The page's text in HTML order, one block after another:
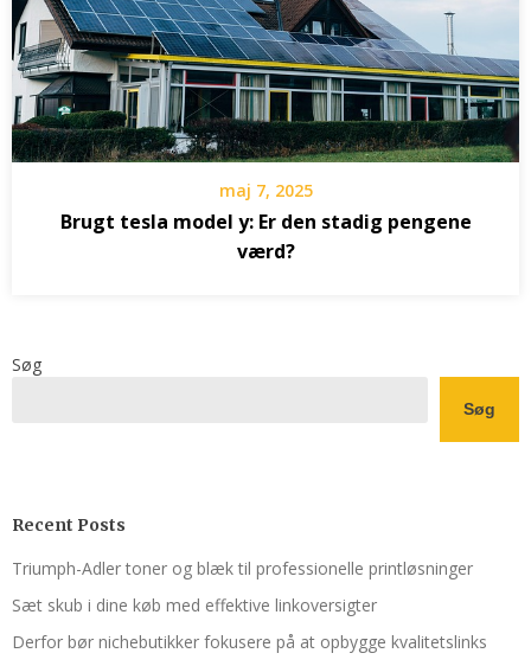
maj 7, 2025
Brugt tesla model y: Er den stadig pengene
værd?
Søg
Søg
Recent Posts
Triumph-Adler toner og blæk til professionelle printløsninger
Sæt skub i dine køb med effektive linkoversigter
Derfor bør nichebutikker fokusere på at opbygge kvalitetslinks